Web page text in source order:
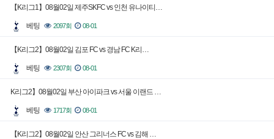
【K리그1】08월02일 제주SKFC vs 인천 유나이티…
베팅 2097회 08-01
【K리그2】08월02일 김포 FC vs 경남 FC K리…
베팅 2307회 08-01
K리그2】08월02일 부산 아이파크 vs 서울 이랜드 …
베팅 1717회 08-01
【K리그2】08월02일 안산 그리너스 FC vs 김해 …